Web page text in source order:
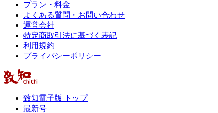
プラン・料金
よくある質問・お問い合わせ
運営会社
特定商取引法に基づく表記
利用規約
プライバシーポリシー
致知電子版 トップ
最新号